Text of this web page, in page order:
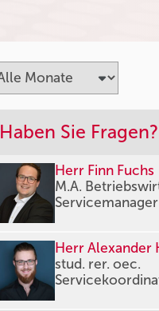
Haben Sie Fragen?
Herr Finn Fuchs
M.A.
Servicemanager
Herr Alexander
stud. rer. oec.